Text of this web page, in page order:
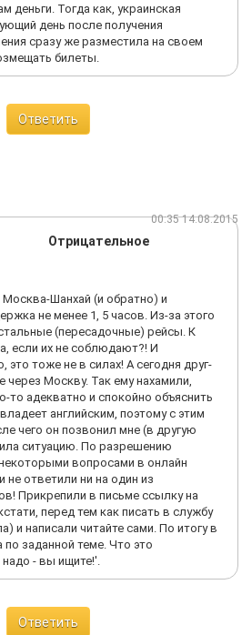
хотя бы в одну сторону –
типа вылета в воскресенье ночью
«клиент» может забухать,
решение начальник по тем же
вежливо и терпеливо) ушло
времени, плюс письма и нервы.
советами. Они в самом начале
Ура! Спасибо всем, кто меня
информацию.
деньги. Тогда как, украинская
день после получения
сразу же разместила на своем
билеты.
Ответить
00:35 14.08.2015
Отрицательное
Шанхай (и обратно) и
не менее 1, 5 часов. Из-за этого
(пересадочные) рейсы. К
если их не соблюдают?! И
это тоже не в силах! А сегодня друг-
через Москву. Так ему нахамили,
то адекватно и спокойно объяснить
английским, поэтому с этим
чего он позвонил мне (в другую
ситуацию. По разрешению
вопросами в онлайн
ответили ни на один из
Прикрепили в письме ссылку на
перед тем как писать в службу
и написали читайте сами. По итогу в
заданной теме. Что это
- вы ищите!'.
Ответить